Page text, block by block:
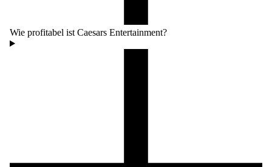
Wie profitabel ist Caesars Entertainment?